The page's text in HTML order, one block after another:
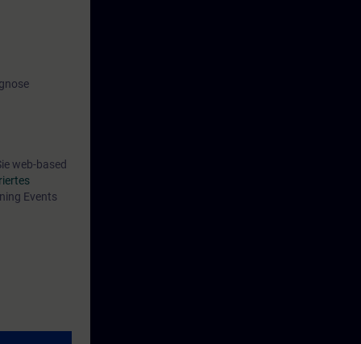
und
of Training
web-based
Events